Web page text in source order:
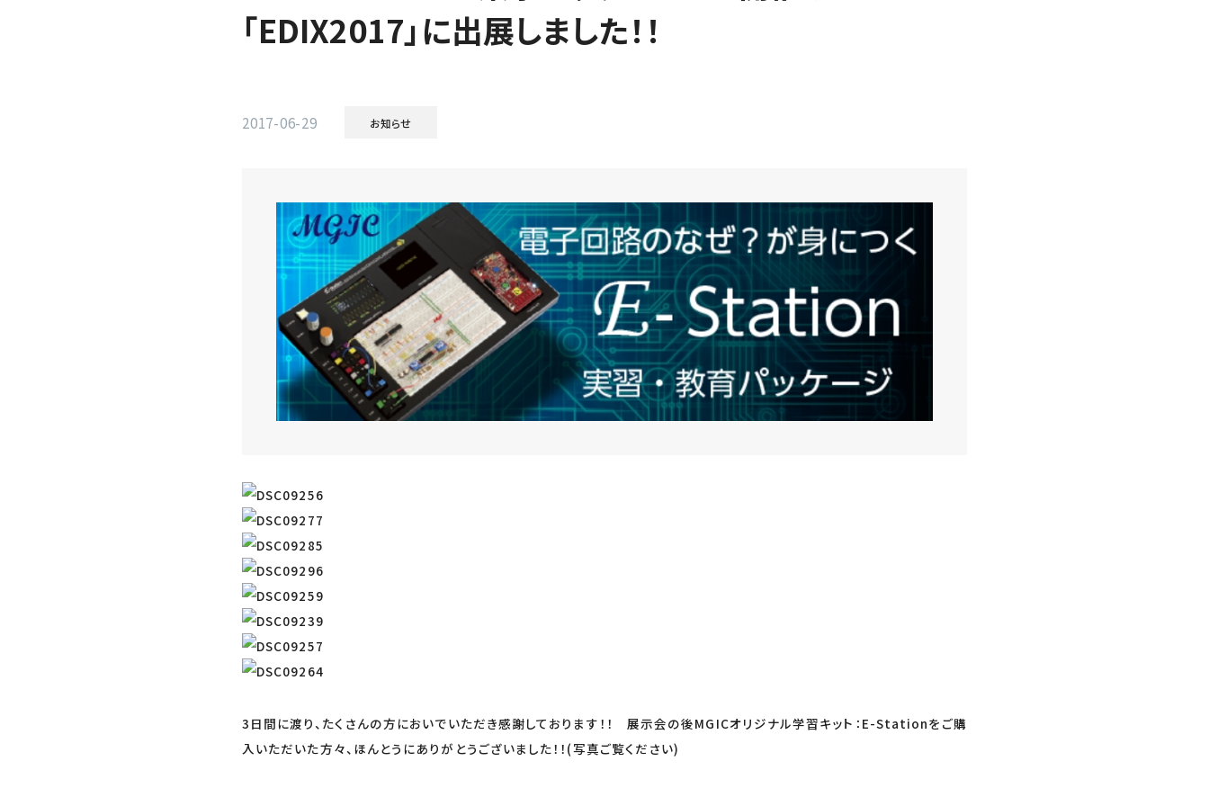
「EDIX2017」に出展しました！！
2017-06-29 お知らせ
3日間に渡り、たくさんの方においでいただき感謝しております！！ 展示会の後MGICオリジナル学習キット：E-Stationをご購
入いただいた方々、ほんとうにありがとうございました！！(写真ご覧ください)